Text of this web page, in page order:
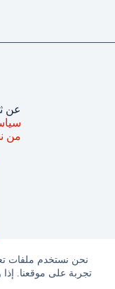
نحن نستخدم ملفات
تجربة على موقعنا.
جميع
عن
من